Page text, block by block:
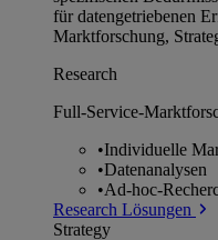
für datengetriebenen
Marktforschung,
Research
Full-Service-
•Individuelle
•Datenanalysen
•Ad-hoc-
Research Lösungen
Strategy